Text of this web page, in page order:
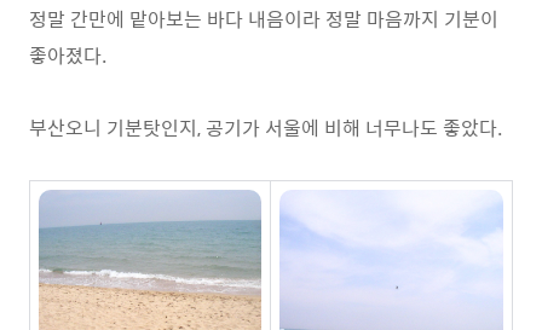
정말 간만에 맡아보는 바다 내음이라 정말 마음까지 기분이
좋아졌다.
부산오니 기분탓인지, 공기가 서울에 비해 너무나도 좋았다.